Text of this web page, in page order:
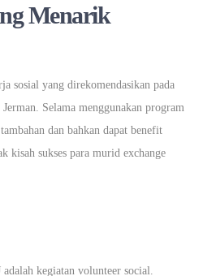
Menarik
sosial yang direkomendasikan pada
Selama menggunakan program
dan bahkan dapat benefit
kisah sukses para murid exchange
kegiatan volunteer social.